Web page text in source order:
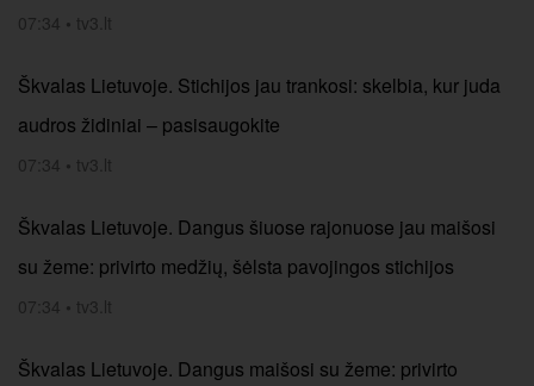
07:34 • tv3.lt
Škvalas Lietuvoje. Stichijos jau trankosi: skelbia, kur juda
audros židiniai – pasisaugokite
07:34 • tv3.lt
Škvalas Lietuvoje. Dangus šiuose rajonuose jau maišosi
su žeme: privirto medžių, šėlsta pavojingos stichijos
07:34 • tv3.lt
Škvalas Lietuvoje. Dangus maišosi su žeme: privirto